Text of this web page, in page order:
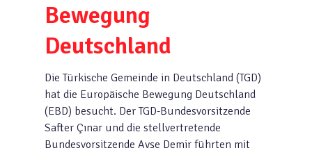
Bewegung
Deutschland
Die Türkische Gemeinde in Deutschland (TGD)
hat die Europäische Bewegung Deutschland
(EBD) besucht. Der TGD-Bundesvorsitzende
Safter Çınar und die stellvertretende
Bundesvorsitzende Ayşe Demir führten mit